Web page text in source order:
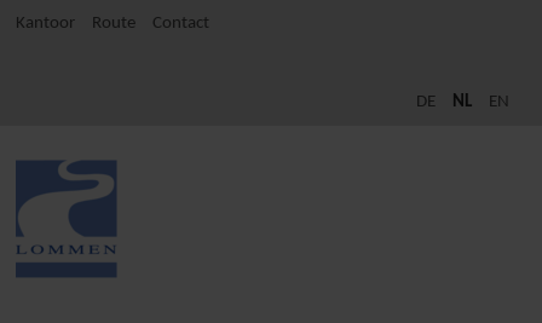
Kantoor Route Contact
DE NL EN
Virtueel kantoor